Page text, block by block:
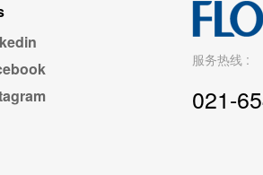
服务热线 :
021-